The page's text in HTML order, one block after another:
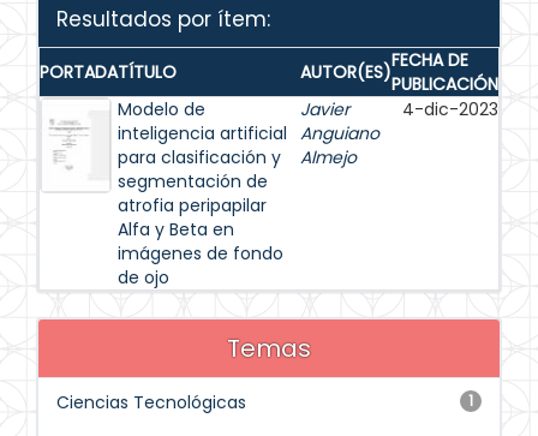
Resultados por ítem:
PORTADATÍTULO AUTOR(ES)FECHA DE
PUBLICACIÓN
Modelo de
inteligencia artificial
para clasificación y
segmentación de
atrofia peripapilar
Alfa y Beta en
imágenes de fondo
de ojo
Javier
Anguiano
Almejo
4-dic-2023
Temas
1
Ciencias Tecnológicas